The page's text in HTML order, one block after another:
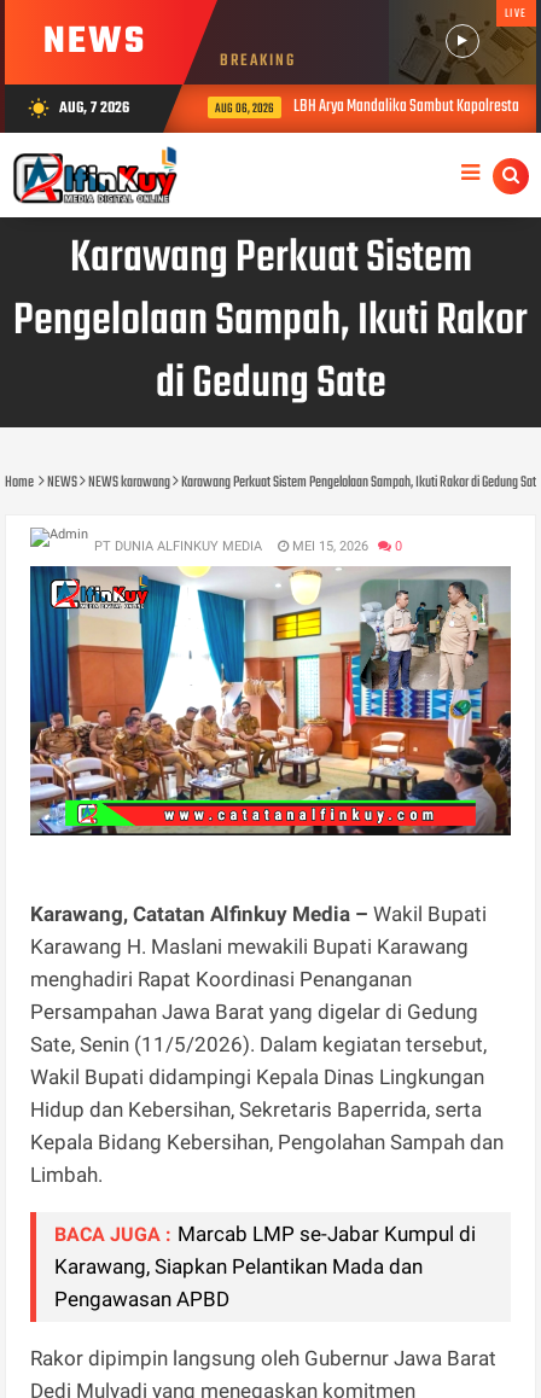
NEWS BREAKING
LIVE
wb_sunny AUG, 7 2026 AUG 06, 2026 LBH Arya Mandalika Sambut Kapolresta
Karawang Perkuat Sistem
Pengelolaan Sampah, Ikuti Rakor
di Gedung Sate
Home NEWS NEWS karawang Karawang Perkuat Sistem Pengelolaan Sampah, Ikuti Rakor di Gedung
PT DUNIA ALFINKUY MEDIA MEI 15, 2026 0
Karawang, Catatan Alfinkuy Media –Wakil Bupati
Karawang H. Maslani mewakili Bupati Karawang
menghadiri Rapat Koordinasi Penanganan
Persampahan Jawa Barat yang digelar di Gedung
Sate, Senin (11/5/2026). Dalam kegiatan tersebut,
Wakil Bupati didampingi Kepala Dinas Lingkungan
Hidup dan Kebersihan, Sekretaris Baperrida, serta
Kepala Bidang Kebersihan, Pengolahan Sampah dan
Limbah.
BACA JUGA : Marcab LMP se-Jabar Kumpul di
Karawang, Siapkan Pelantikan Mada dan
Pengawasan APBD
Rakor dipimpin langsung oleh Gubernur Jawa Barat
Dedi Mulyadi yang menegaskan komitmen